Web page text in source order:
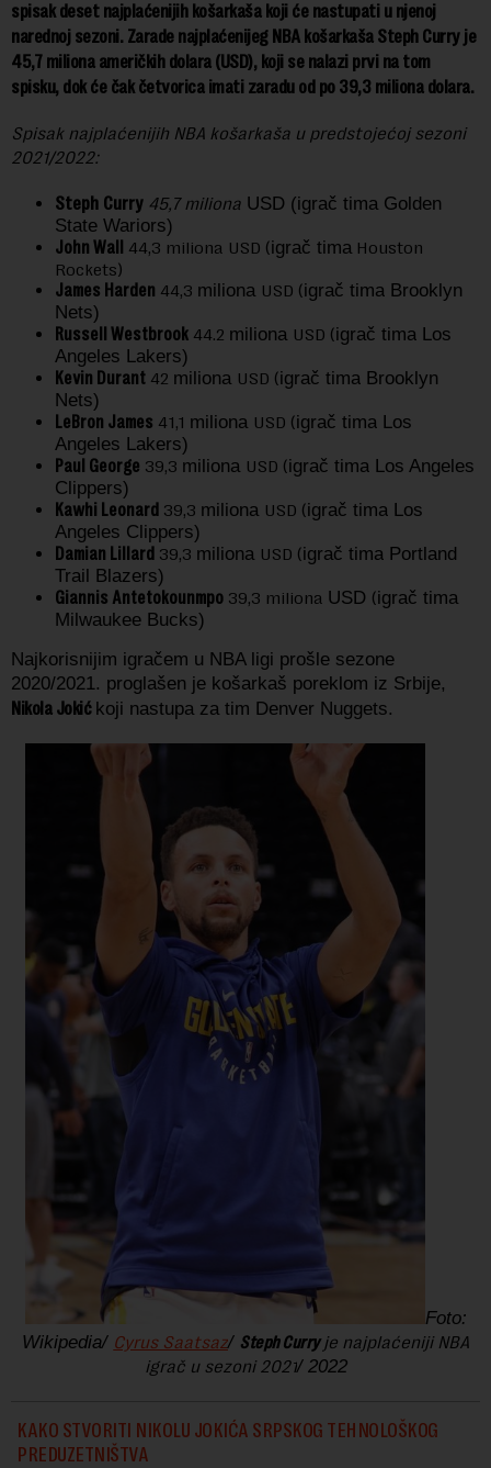
spisak deset najplaćenijih košarkaša koji će nastupati u njenoj
narednoj sezoni. Zarade najplaćenijeg NBA košarkaša Steph Curry je
45,7 miliona američkih dolara (USD), koji se nalazi prvi na tom
spisku, dok će čak četvorica imati zaradu od po 39,3 miliona dolara.
Spisak najplaćenijih NBA košarkaša u predstojećoj sezoni
2021/2022:
Steph Curry 45,7 miliona USD (igrač tima Golden
State Wariors)
John Wall
44,3 miliona USD (igrač tima Houston
Rockets)
James Harden 44,3 miliona USD (igrač tima Brooklyn
Nets)
Russell Westbrook 44.2 miliona USD (igrač tima Los
Angeles Lakers)
Kevin Durant 42 miliona USD (igrač tima Brooklyn
Nets)
LeBron James 41,1 miliona USD (igrač tima Los
Angeles Lakers)
Paul George 39,3 miliona USD (igrač tima Los Angeles
Clippers)
Kawhi Leonard 39,3 miliona USD (igrač tima Los
Angeles Clippers)
Damian Lillard 39,3 miliona USD (igrač tima Portland
Trail Blazers)
Giannis Antetokounmpo 39,3 miliona USD (igrač tima
Milwaukee Bucks)
Najkorisnijim igračem u NBA ligi prošle sezone
2020/2021. proglašen je košarkaš poreklom iz Srbije,
Nikola Jokić koji nastupa za tim Denver Nuggets.
Foto:
Wikipedia/ Cyrus Saatsaz/ Steph Curryje najplaćeniji NBA
igrač u sezoni 2021/ 2022
KAKO STVORITI NIKOLU JOKIĆA SRPSKOG TEHNOLOŠKOG
PREDUZETNIŠTVA